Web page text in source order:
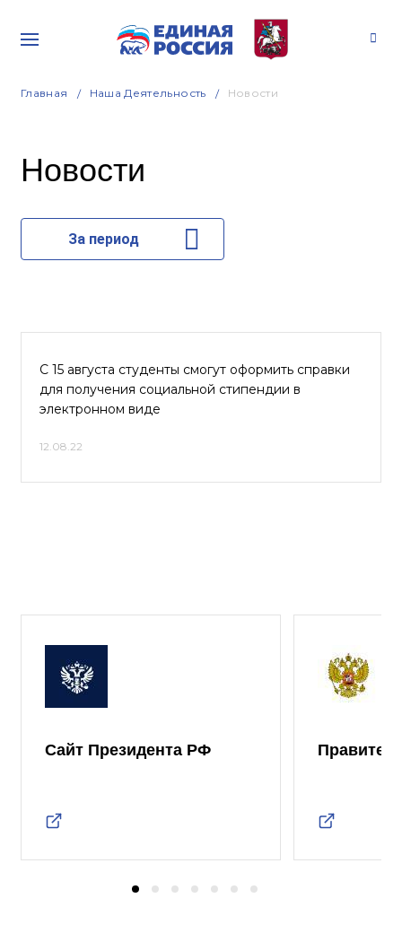
Главная Наша Деятельность Новости
Новости
За период
С 15 августа студенты смогут оформить справки
для получения социальной стипендии в
электронном виде
12.08.22
Сайт Президента РФ